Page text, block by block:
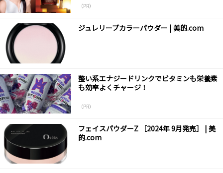
（PR）
ジュレリープカラーパウダー | 美的.com
整い系エナジードリンクでビタミンも栄養素
も効率よくチャージ！
（PR）
フェイスパウダーZ ［2024年 9月発売］ | 美
的.com